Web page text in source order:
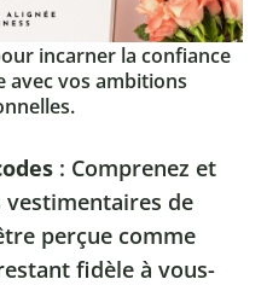
incarner la confiance
avec vos ambitions
: Comprenez et
de
perçue comme
fidèle à vous-